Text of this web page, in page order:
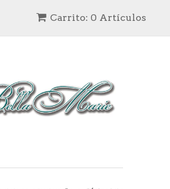
Carrito: 0 Artículos